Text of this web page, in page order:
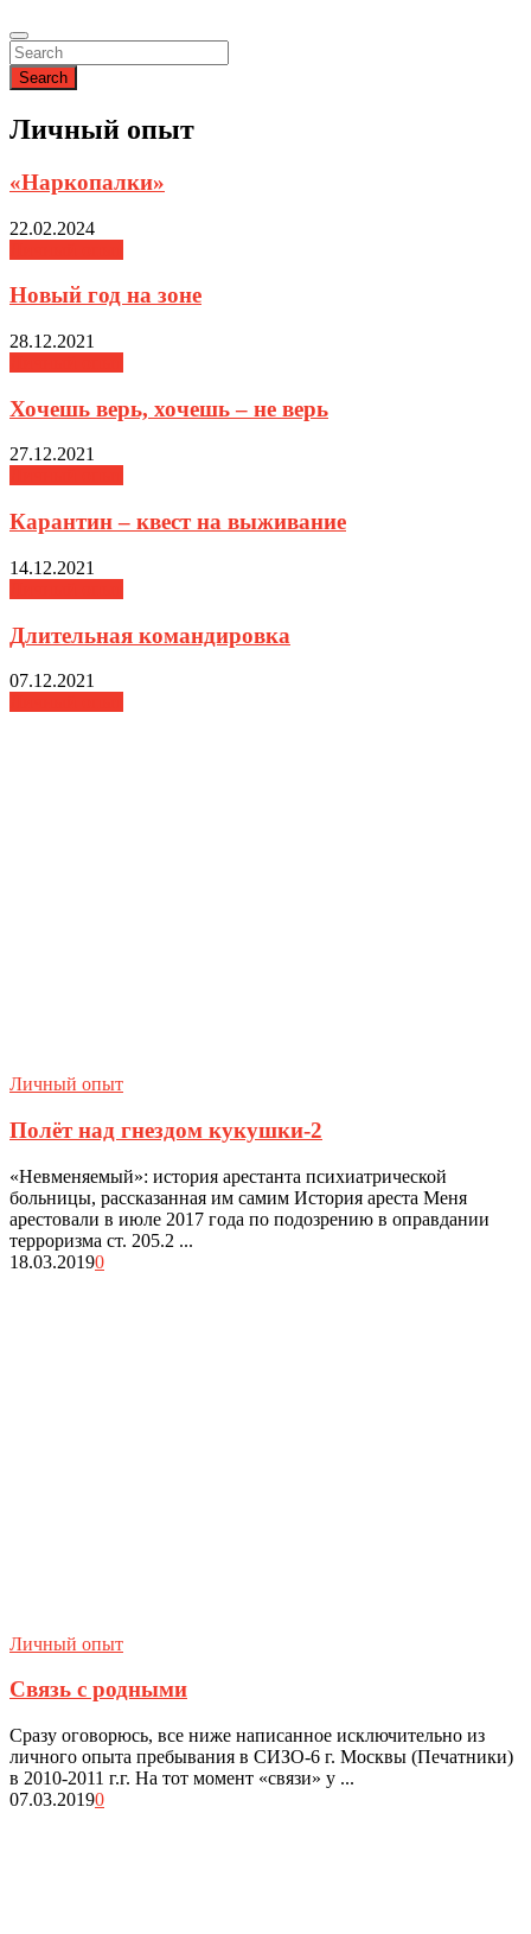
Search
Личный опыт
«Наркопалки»
22.02.2024
Новый год на зоне
28.12.2021
Хочешь верь, хочешь – не верь
27.12.2021
Карантин­ – квест на выживание
14.12.2021
Длительная командировка
07.12.2021
Личный опыт
Полёт над гнездом кукушки-2
«Невменяемый»: история арестанта психиатрической
больницы, рассказанная им самим История ареста Меня
арестовали в июле 2017 года по подозрению в оправдании
терроризма ст. 205.2 ...
18.03.20190
Личный опыт
Связь с родными
Сразу оговорюсь, все ниже написанное исключительно из
личного опыта пребывания в СИЗО-6 г. Москвы (Печатники)
в 2010-2011 г.г. На тот момент «связи» у ...
07.03.20190